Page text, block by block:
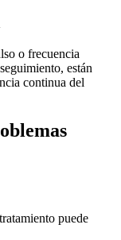
o frecuencia
están
continua del
puede